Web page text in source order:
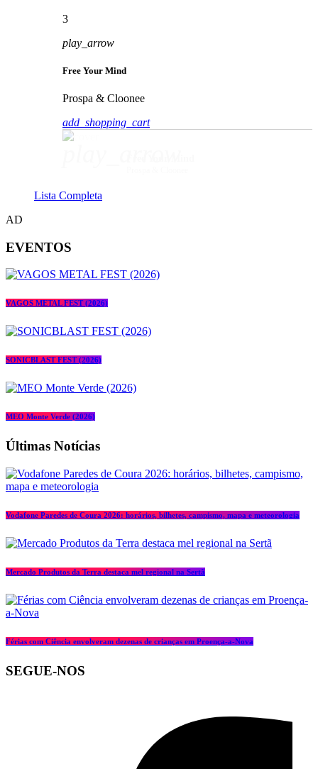
3
play_arrow
Free Your Mind
Prospa & Cloonee
add_shopping_cart
Lista Completa
AD
EVENTOS
VAGOS METAL FEST (2026)
SONICBLAST FEST (2026)
MEO Monte Verde (2026)
Últimas Notícias
Vodafone Paredes de Coura 2026: horários, bilhetes, campismo, mapa e meteorologia
Mercado Produtos da Terra destaca mel regional na Sertã
Férias com Ciência envolveram dezenas de crianças em Proença-a-Nova
SEGUE-NOS